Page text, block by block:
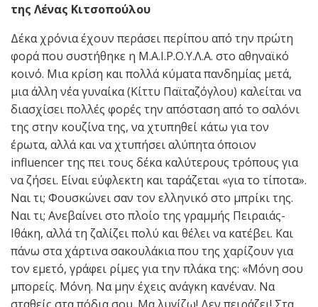
της Λένας Κιτσοπούλου
Δέκα χρόνια έχουν περάσει περίπου από την πρώτη
φορά που συστήθηκε η Μ.Α.Ι.Ρ.Ο.Υ.Λ.Α. στο αθηναϊκό
κοινό. Μια κρίση και πολλά κύματα πανδημίας μετά,
μια άλλη νέα γυναίκα (Κίττυ Παϊταζόγλου) καλείται να
διασχίσει πολλές φορές την απόσταση από το σαλόνι
της στην κουζίνα της, να χτυπηθεί κάτω για τον
έρωτα, αλλά και να χτυπήσει αλύπητα όποιον
influencer της πει τους δέκα καλύτερους τρόπους για
να ζήσει. Είναι εύφλεκτη και ταράζεται «για το τίποτα».
Ναι τι; Φουσκώνει σαν τον ελληνικό στο μπρίκι της.
Ναι τι; Ανεβαίνει στο πλοίο της γραμμής Πειραιάς-
Ιθάκη, αλλά τη ζαλίζει πολύ και θέλει να κατέβει. Και
πάνω στα χάρτινα σακουλάκια που της χαρίζουν για
τον εμετό, γράφει ρίμες για την πλάκα της: «Μόνη σου
μπορείς. Μόνη. Να μην έχεις ανάγκη κανέναν. Να